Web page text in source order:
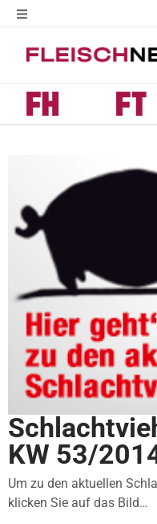
KW 53/
Um zu den aktuellen
klicken Sie auf das Bild…